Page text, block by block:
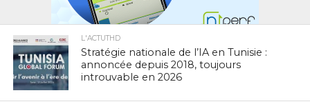
L'ACTUTHD
Stratégie nationale de l’IA en Tunisie :
annoncée depuis 2018, toujours
introuvable en 2026